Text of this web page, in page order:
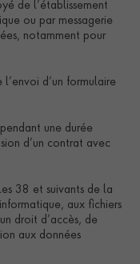
de l’établissement
ou par messagerie
notamment pour
d’un formulaire
une durée
d’un contrat avec
38 et suivants de la
aux fichiers
droit d’accès, de
aux données